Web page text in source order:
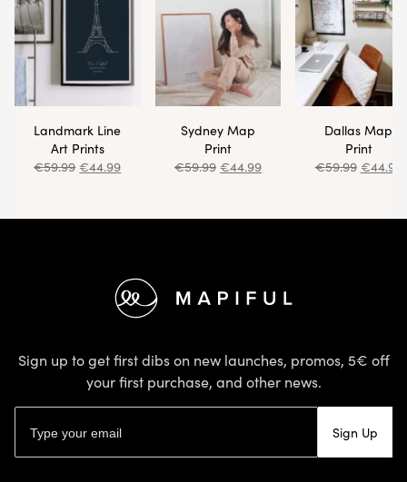
Landmark Line
Art Prints
€59.99 €44.99
Sydney Map
Print
€59.99 €44.99
Dallas Map
Print
€59.99 €44.99
Sign up to get first dibs on new launches, promos, 5€ off
your first purchase, and other news.
Sign Up